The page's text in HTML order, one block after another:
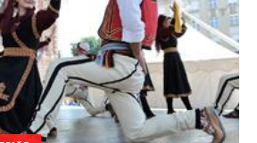
SVET
Planeta
Globalno zagrevanje
Hrvatska
BiH
MONDO INC.
Impressum
Kontakt
Marketing
Politika o kolačićima